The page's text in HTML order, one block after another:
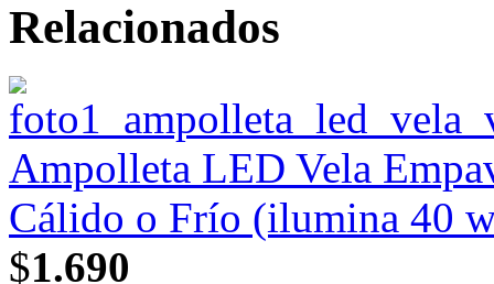
Relacionados
Ampolleta LED Vela
Cálido o Frío (ilumina 40
$1.690